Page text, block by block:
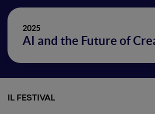
2025
AI and the Future of
IL FESTIVAL